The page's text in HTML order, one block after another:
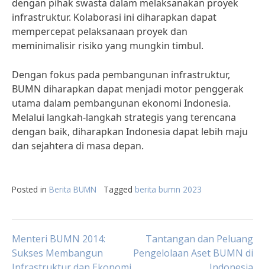
dengan pihak swasta dalam melaksanakan proyek
infrastruktur. Kolaborasi ini diharapkan dapat
mempercepat pelaksanaan proyek dan
meminimalisir risiko yang mungkin timbul.
Dengan fokus pada pembangunan infrastruktur,
BUMN diharapkan dapat menjadi motor penggerak
utama dalam pembangunan ekonomi Indonesia.
Melalui langkah-langkah strategis yang terencana
dengan baik, diharapkan Indonesia dapat lebih maju
dan sejahtera di masa depan.
Posted in Berita BUMN Tagged berita bumn 2023
Post
Menteri BUMN 2014:
Sukses Membangun
Tantangan dan Peluang
Pengelolaan Aset BUMN di